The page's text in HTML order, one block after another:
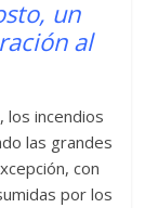
un
al
los incendios
las grandes
con
por los